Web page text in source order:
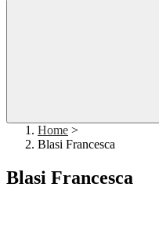
Home >
Blasi Francesca
Blasi Francesca